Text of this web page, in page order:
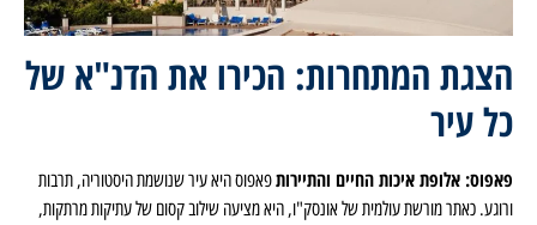
הצגת המתחרות: הכירו את הדנ"א של
כל עיר
פאפוס: אלופת איכות החיים והתיירותפאפוס היא עיר שנושמת היסטוריה, תרבות
ורוגע. כאתר מורשת עולמית של אונסק"ו, היא מציעה שילוב קסום של עתיקות מרתקות,